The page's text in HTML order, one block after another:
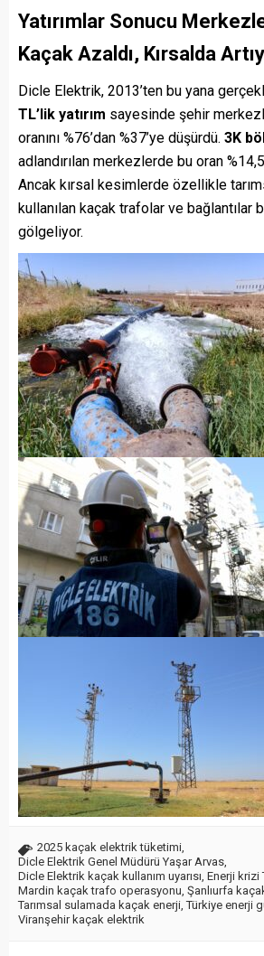
Yatırımlar Sonucu
Kaçak Azaldı, Kırsalda
Dicle Elektrik, 2013’ten bu yana
TL’lik yatırım sayesinde şehir
oranını %76’dan %37’ye düşürdü. 3K
adlandırılan merkezlerde bu oran
Ancak kırsal kesimlerde özellikle
kullanılan kaçak trafolar ve bağlantılar
gölgeliyor.
2025 kaçak elektrik tüketimi
Dicle Elektrik Genel Müdürü Yaşar Arvas
Dicle Elektrik kaçak kullanım uyarısı Enerji krizi
Mardin kaçak trafo operasyonu Şanlıurfa
Tarımsal sulamada kaçak enerji ,Türkiye enerji
Viranşehir kaçak elektrik